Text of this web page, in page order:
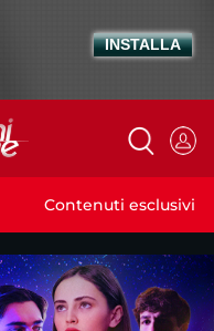
Contenuti esclusivi
INSTALLA